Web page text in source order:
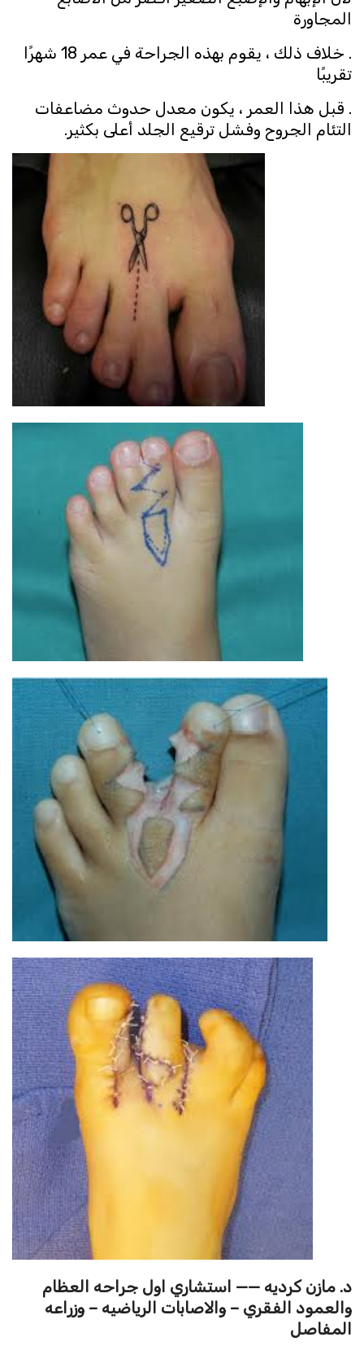
المجاورة
. خلاف ذلك ، يقوم بهذه الجراحة في عمر 18 شهرًا
تقريبًا
. قبل هذا العمر ، يكون معدل حدوث مضاعفات
التئام الجروح وفشل ترقيع الجلد أعلى بكثير.
د. مازن كرديه —— استشاري اول جراحه العظام
والعمود الفقري – والاصابات الرياضيه – وزراعه
المفاصل